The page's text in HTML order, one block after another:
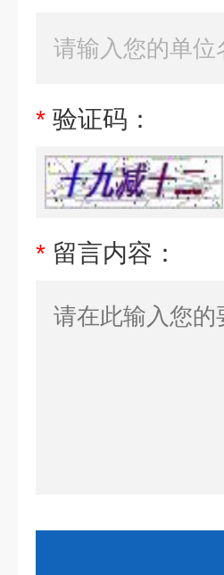
* 验证码：
* 留言内容：